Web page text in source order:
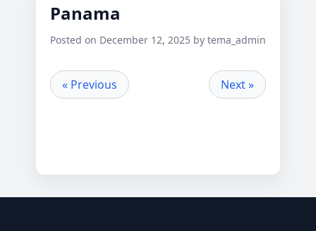
Panama
Posted on December 12, 2025 by tema_admin
« Previous Next »